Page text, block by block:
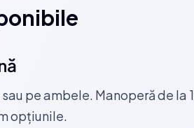
pe ambele. Manoperă de la
opțiunile.